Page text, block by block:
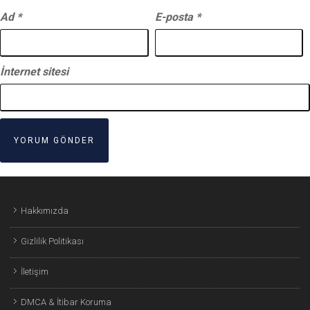
Ad * E-posta *
İnternet sitesi
Hakkımızda
Gizlilik Politikası
İletişim
DMCA & İtibar Koruma